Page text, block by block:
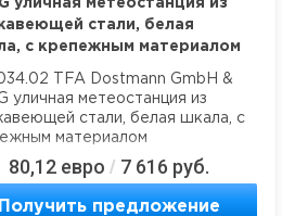
уличная метеостанция из
стали, белая
с крепежным материалом
TFA Dostmann GmbH &
уличная метеостанция из
стали, белая шкала, с
материалом
80,12евро / 7 616 руб.
Получить предложение